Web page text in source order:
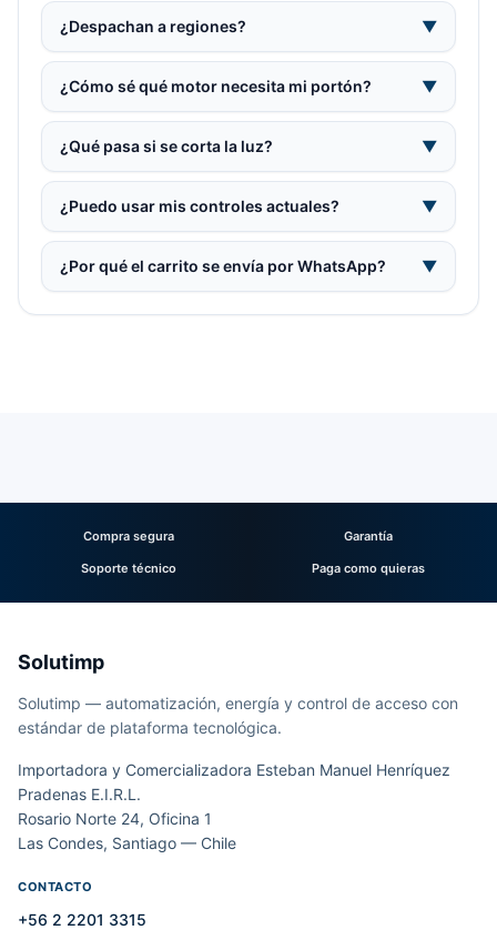
¿Despachan a regiones? ▼
¿Cómo sé qué motor necesita mi portón? ▼
¿Qué pasa si se corta la luz? ▼
¿Puedo usar mis controles actuales? ▼
¿Por qué el carrito se envía por WhatsApp? ▼
Compra segura Garantía
Soporte técnico Paga como quieras
Solutimp
Solutimp — automatización, energía y control de acceso con
estándar de plataforma tecnológica.
Importadora y Comercializadora Esteban Manuel Henríquez
Pradenas E.I.R.L.
Rosario Norte 24, Oficina 1
Las Condes, Santiago — Chile
CONTACTO
+56 2 2201 3315